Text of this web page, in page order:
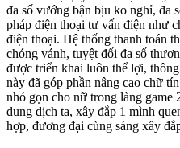
đa số vướng bận bịu ko nghỉ, đa
pháp điện thoại tư vấn điện như
điện thoại. Hệ thống thanh toán
chóng vánh, tuyệt đối đa số
được triển khai luôn thể lợi,
này đã góp phần nâng cao chữ
nhỏ gọn cho nữ trong làng
dung dịch ta, xây đắp 1 mình
hợp, đương đại cùng sáng xây